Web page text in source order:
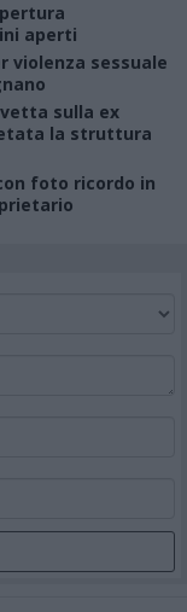
aperti
violenza sessuale
sulla ex
la struttura
foto ricordo in